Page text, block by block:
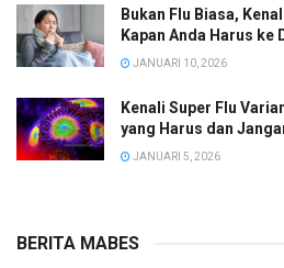
Bukan Flu Biasa,
Kapan Anda Harus ke
JANUARI 10, 2026
Kenali Super Flu
yang Harus dan
JANUARI 5, 2026
BERITA MABES